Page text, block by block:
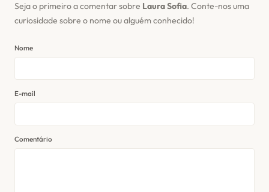
Seja o primeiro a comentar sobre Laura Sofia. Conte-nos uma
curiosidade sobre o nome ou alguém conhecido!
Nome
E-mail
Comentário